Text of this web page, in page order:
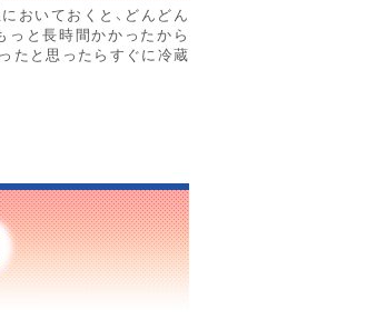
おいておくと、どんどん
っと長時間かかったから
たと思ったらすぐに冷蔵